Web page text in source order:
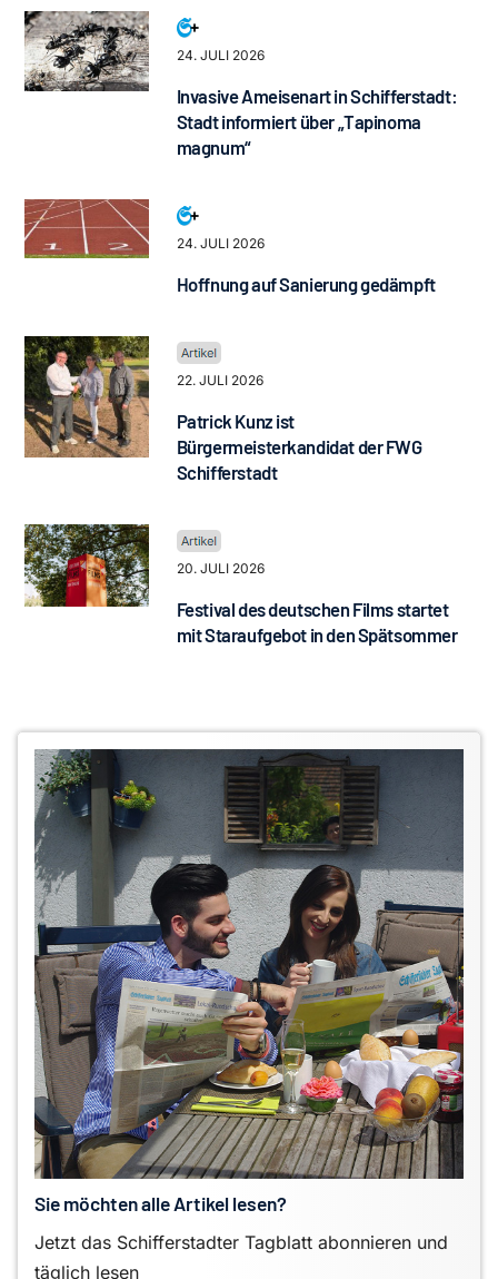
24. JULI 2026
Invasive Ameisenart in Schifferstadt:
Stadt informiert über „Tapinoma
magnum“
24. JULI 2026
Hoffnung auf Sanierung gedämpft
22. JULI 2026
Patrick Kunz ist
Bürgermeisterkandidat der FWG
Schifferstadt
20. JULI 2026
Festival des deutschen Films startet
mit Staraufgebot in den Spätsommer
Sie möchten alle Artikel lesen?
Jetzt das Schifferstadter Tagblatt abonnieren und
täglich lesen